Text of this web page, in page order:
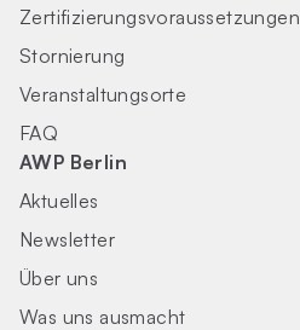
Zertifizierungs­voraus­setzungen
Stornierung
Veranstaltungsorte
FAQ
AWP Berlin
Aktuelles
Newsletter
Über uns
Was uns ausmacht